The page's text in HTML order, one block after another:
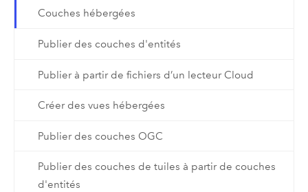
Couches hébergées
Publier des couches d'entités
Publier à partir de fichiers d’un lecteur Cloud
Créer des vues hébergées
Publier des couches OGC
Publier des couches de tuiles à partir de couches
d'entités